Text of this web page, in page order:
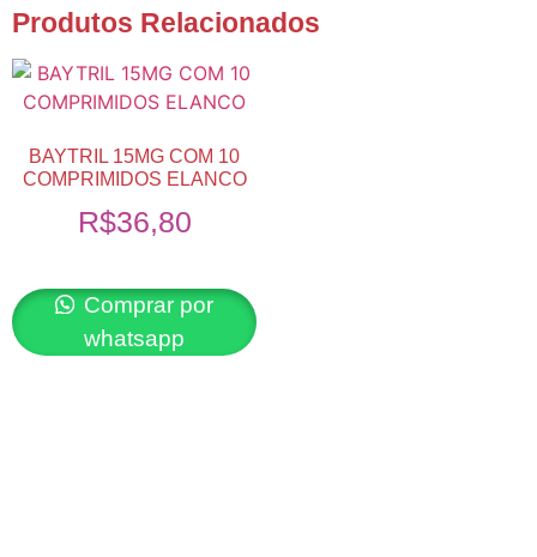
Produtos Relacionados
BAYTRIL 15MG COM 10
COMPRIMIDOS ELANCO
R$36,80
Comprar por
whatsapp